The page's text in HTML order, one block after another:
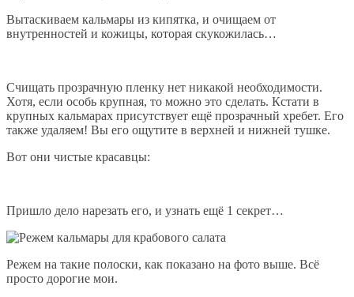
Вытаскиваем кальмары из кипятка, и очищаем от
внутренностей и кожицы, которая скукожилась…
Счищать прозрачную пленку нет никакой необходимости.
Хотя, если особь крупная, то можно это сделать. Кстати в
крупных кальмарах присутствует ещё прозрачный хребет. Его
также удаляем! Вы его ощутите в верхней и нижней тушке.
Вот они чистые красавцы:
Пришло дело нарезать его, и узнать ещё 1 секрет…
Режем на такие полоски, как показано на фото выше. Всё
просто дорогие мои.